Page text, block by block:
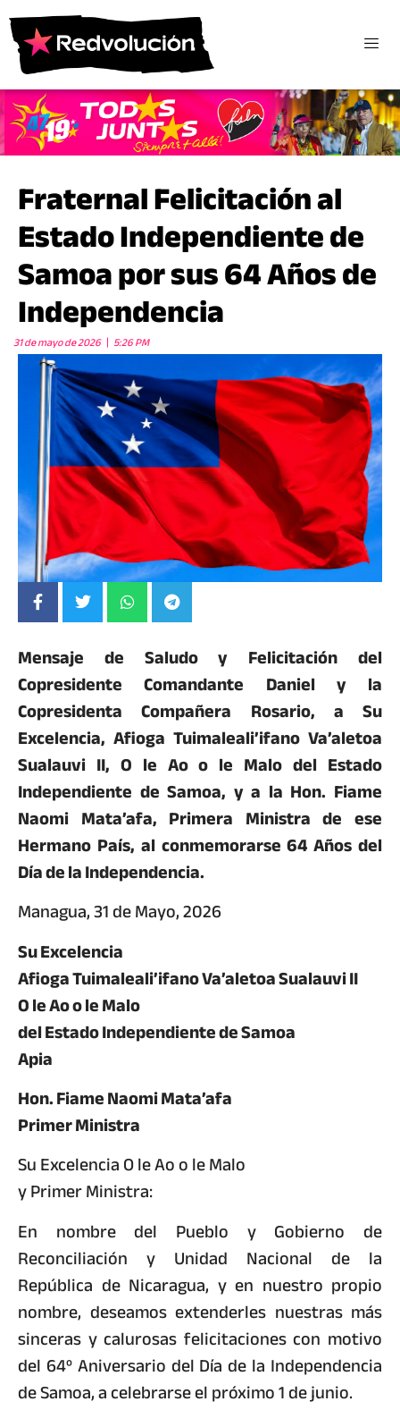
Fraternal Felicitación al
Estado Independiente de
Samoa por sus 64 Años de
Independencia
31 de mayo de 2026 5:26 PM
Mensaje de Saludo y Felicitación del
Copresidente Comandante Daniel y la
Copresidenta Compañera Rosario, a Su
Excelencia, Afioga Tuimaleali’ifano Va’aletoa
Sualauvi II, O le Ao o le Malo del Estado
Independiente de Samoa, y a la Hon. Fiame
Naomi Mata’afa, Primera Ministra de ese
Hermano País, al conmemorarse 64 Años del
Día de la Independencia.
Managua, 31 de Mayo, 2026
Su Excelencia
Afioga Tuimaleali’ifano Va’aletoa Sualauvi II
O le Ao o le Malo
del Estado Independiente de Samoa
Apia
Hon. Fiame Naomi Mata’afa
Primer Ministra
Su Excelencia O le Ao o le Malo
y Primer Ministra:
En nombre del Pueblo y Gobierno de
Reconciliación y Unidad Nacional de la
República de Nicaragua, y en nuestro propio
nombre, deseamos extenderles nuestras más
sinceras y calurosas felicitaciones con motivo
del 64º Aniversario del Día de la Independencia
de Samoa, a celebrarse el próximo 1 de junio.